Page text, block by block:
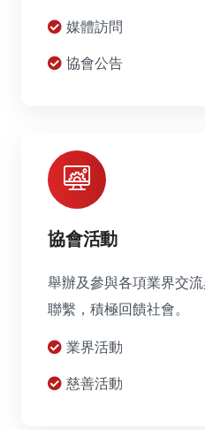
媒體訪問
協會公告
協會活動
舉辦及參與各項業界交
聯繫，積極回饋社會。
業界活動
慈善活動